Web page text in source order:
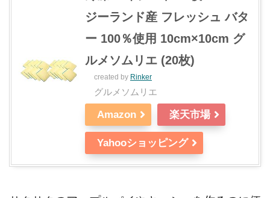
ジーランド産 フレッシュ バタ
ー 100％使用 10cm×10cm グ
ルメソムリエ (20枚)
created by Rinker
グルメソムリエ
Amazon 楽天市場
Yahooショッピング